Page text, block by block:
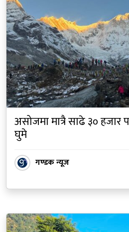
असोजमा मात्रै साढे ३० हजार
घुमे
गण्डक न्यूज